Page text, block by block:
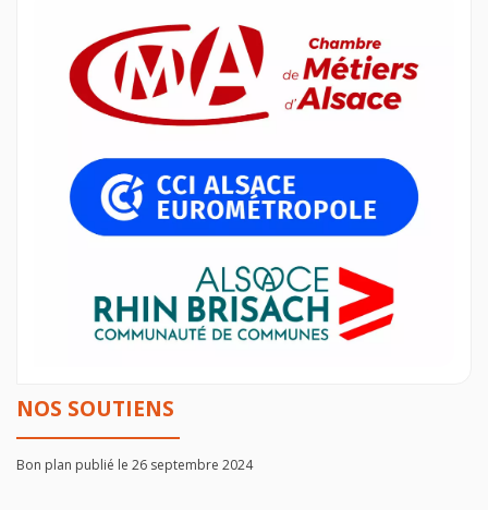
NOS SOUTIENS
Bon plan publié le 26 septembre 2024